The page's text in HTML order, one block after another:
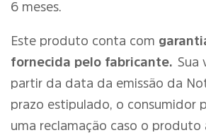
6 meses.
Este produto conta com
fornecida pelo fabricante. Sua
partir da data da emissão da
prazo estipulado, o consumidor
uma reclamação caso o produto